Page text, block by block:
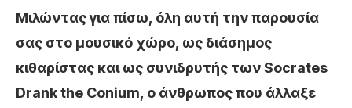
Μιλώντας για πίσω, όλη αυτή την παρουσία
σας στο μουσικό χώρο, ως διάσημος
κιθαρίστας και ως συνιδρυτής των Socrates
Drank the Conium, ο άνθρωπος που άλλαξε